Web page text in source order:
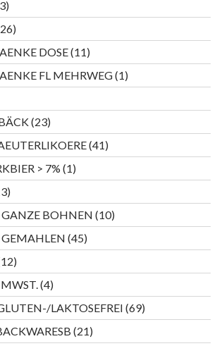
13
Produkte
226
Produkte
DOSE 1111
Produkte
FL MEHRWEG 11
Produkt
2323
Produkte
4141
Produkte
> 7% 11
Produkt
13
Produkte
BOHNEN 1010
Produkte
4545
Produkte
1212
Produkte
44
Produkte
LAKTOSEFREI 6969
Produkte
2121